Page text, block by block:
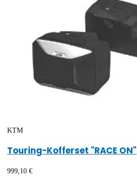
KTM
Touring-Kofferset "RACE ON"
999,10 €